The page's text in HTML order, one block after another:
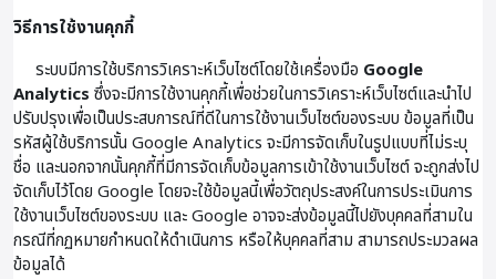
วิธีการใช้งานคุกกี้
ระบบมีการใช้บริการวิเคราะห์เว็บไซต์โดยใช้เครื่องมือ Google
Analytics ซึ่งจะมีการใช้งานคุกกี้เพื่อช่วยในการวิเคราะห์เว็บไซต์และนำไป
ปรับปรุงเพื่อเป็นประสบการณ์ที่ดีในการใช้งานเว็บไซต์ของระบบ ข้อมูลที่เป็น
รหัสผู้ใช้บริการนั้น Google Analytics จะมีการจัดเก็บในรูปแบบที่ไม่ระบุ
ชื่อ และนอกจากนั้นคุกกี้ที่มีการจัดเก็บข้อมูลการเข้าใช้งานเว็บไซต์ จะถูกส่งไป
จัดเก็บไว้โดย Google โดยจะใช้ข้อมูลนี้เพื่อวัตถุประสงค์ในการประเมินการ
ใช้งานเว็บไซต์ของระบบ และ Google อาจจะส่งข้อมูลนี้ไปยังบุคคลที่สามใน
กรณีที่กฏหมายกำหนดให้ดำเนินการ หรือให้บุคคลที่สาม สามารถประมวลผล
ข้อมูลได้